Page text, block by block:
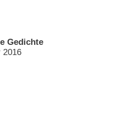
Gedichte
2016